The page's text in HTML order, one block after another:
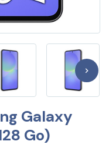
Galaxy
Go)